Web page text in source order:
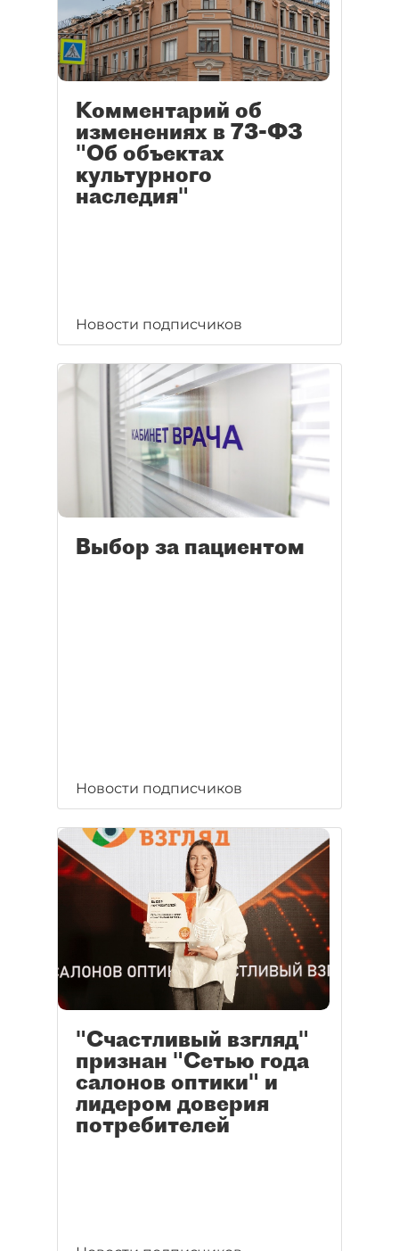
Комментарий об
изменениях в 73-ФЗ
"Об объектах
культурного
наследия"
Новости подписчиков
Выбор за пациентом
Новости подписчиков
"Счастливый взгляд"
признан "Сетью года
салонов оптики" и
лидером доверия
потребителей